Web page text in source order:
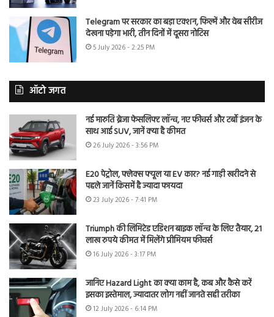
Telegram पर सरकार का बड़ा एक्शन, फिल्में और वेब सीरीज
देखना पड़ेगा भारी, तीन दिनों में दूसरा नोटिस
5 July 2026 - 2:25 PM
ऑटो जगत
नई मारुति ब्रेजा फेसलिफ्ट लॉन्च, नए फीचर्स और टर्बो इंजन के
साथ आई SUV, जानें क्या है कीमत
26 July 2026 - 3:56 PM
E20 पेट्रोल, फ्लेक्स फ्यूल या EV कार? नई गाड़ी खरीदने से
पहले जानें किसमें है ज्यादा फायदा
23 July 2026 - 7:41 PM
Triumph की लिमिटेड एडिशन बाइक लॉन्च के लिए तैयार, 21
लाख रुपये कीमत में मिलेंगे प्रीमियम फीचर्स
16 July 2026 - 3:17 PM
जानिए Hazard Light का क्या काम है, कब और कैसे करें
इसका इस्तेमाल, ज्यादातर लोग नहीं जानते सही तरीका
12 July 2026 - 6:14 PM